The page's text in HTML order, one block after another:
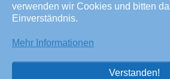
verwenden wir Cookies und bitten
Einverständnis.
Mehr Informationen
Verstanden!
Alle Rechte/All Rights Reserved ©
das digitale Oberflächentechnik-
surface technologies magazine